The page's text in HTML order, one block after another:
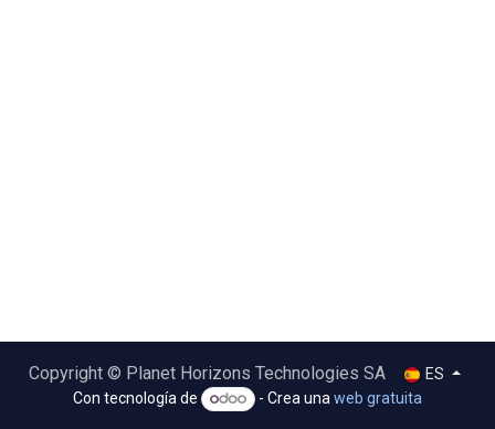
Copyright © Planet Horizons Technologies SA
ES
Con tecnología de
- Crea unaweb gratuita